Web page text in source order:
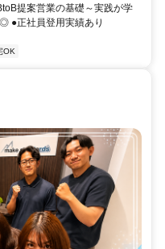
案営業の基礎～実践が学
●正社員登用実績あり
OK